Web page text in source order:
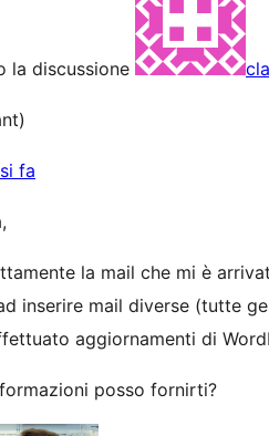
la discussione
fa
la mail che mi è
inserire mail diverse (tutte
aggiornamenti di
posso fornirti?